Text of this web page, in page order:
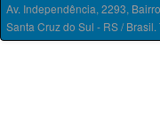
Av. Independência, 2293,
Santa Cruz do Sul - RS /